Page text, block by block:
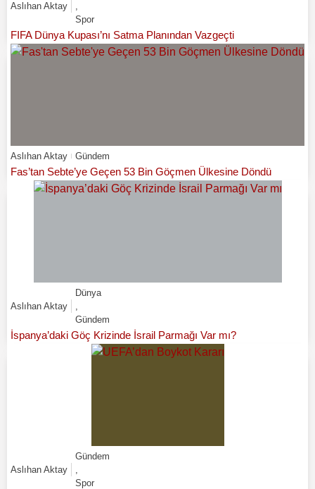
Aslıhan Aktay
,
Spor
FIFA Dünya Kupası’nı Satma Planından Vazgeçti
Aslıhan Aktay Gündem
Fas’tan Sebte’ye Geçen 53 Bin Göçmen Ülkesine Döndü
Aslıhan Aktay
Dünya
,
Gündem
İspanya’daki Göç Krizinde İsrail Parmağı Var mı?
Aslıhan Aktay
Gündem
,
Spor